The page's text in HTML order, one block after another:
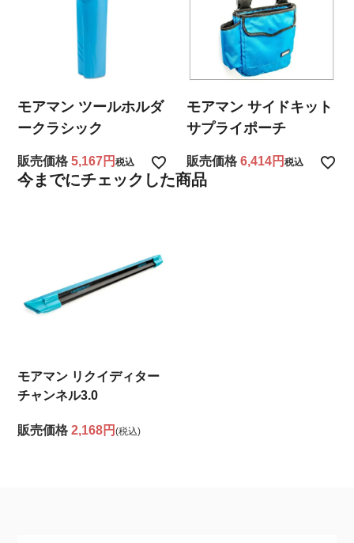
モアマン ツールホルダ
ークラシック
販売価格 5,167 税込
モアマン サイドキット
サプライポーチ
販売価格 6,414 税込
今までにチェックした商品
モアマン リクイディター
チャンネル3.0
販売価格 2,168円(税込)